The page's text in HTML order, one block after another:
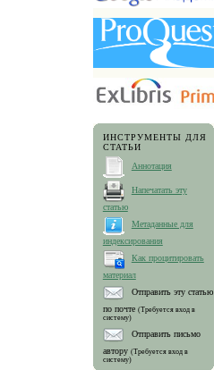
ИНСТРУМЕНТЫ ДЛЯ
СТАТЬИ
Аннотация
Напечатать эту
статью
Метаданные для
индексирования
Как процитировать
материал
Отправить эту статью
по почте (Требуется вход в
систему)
Отправить письмо
автору (Требуется вход в
систему)